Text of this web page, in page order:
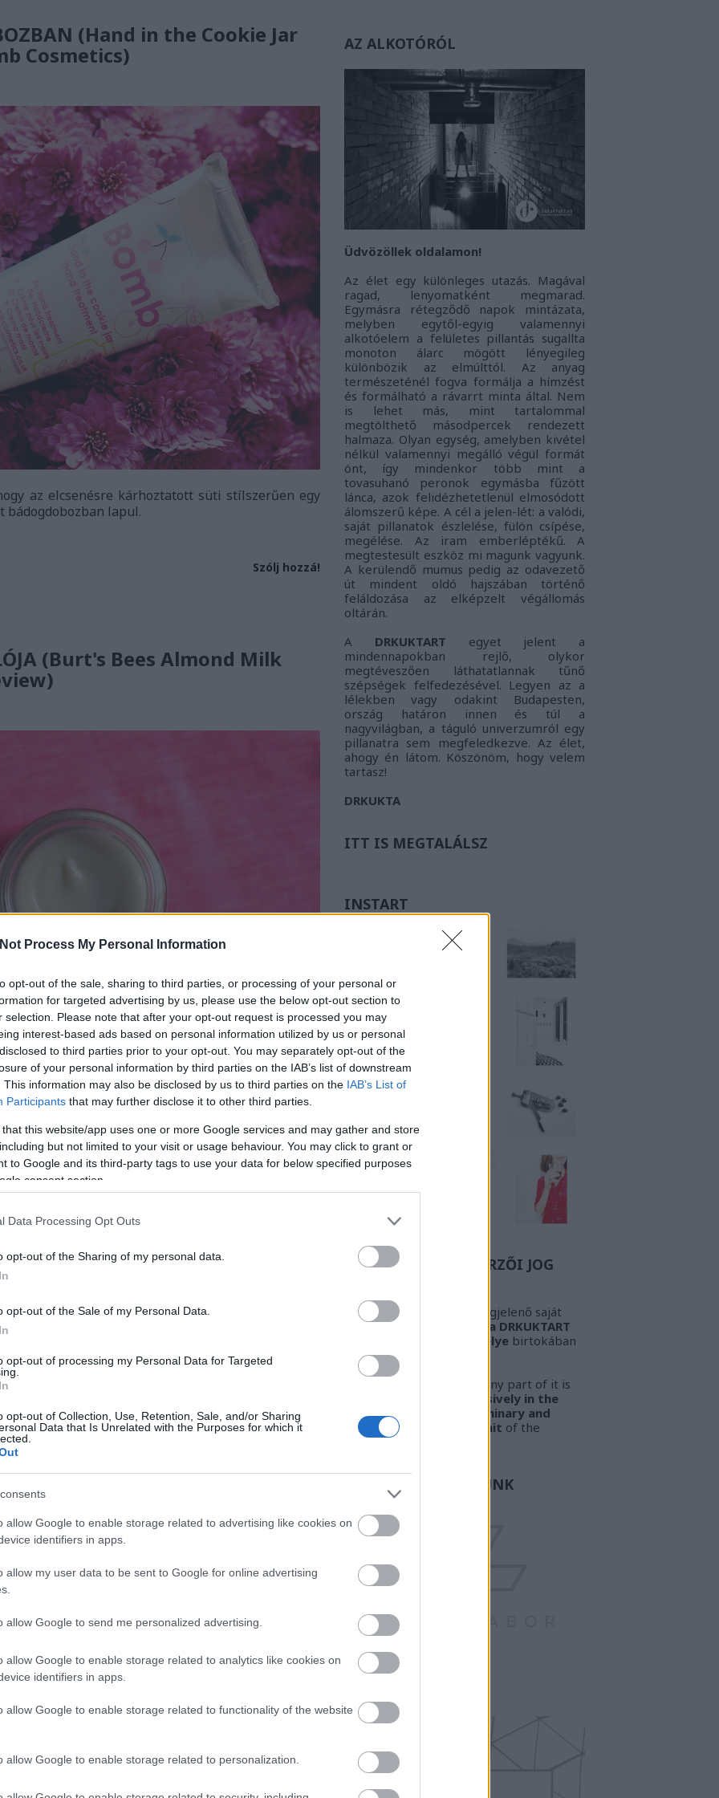
Process My Personal Information
opt-out of the sale, sharing to third parties, or processing of your personal or
for targeted advertising by us, please use the below opt-out section to
selection. Please note that after your opt-out request is processed you may
interest-based ads based on personal information utilized by us or personal
to third parties prior to your opt-out. You may separately opt-out of the
of your personal information by third parties on the IAB’s list of downstream
This information may also be disclosed by us to third parties on the IAB’s List of
Participants that may further disclose it to other third parties.
that this website/app uses one or more Google services and may gather and store
but not limited to your visit or usage behaviour. You may click to grant or
to Google and its third-party tags to use your data for below specified purposes
consent section.
Data Processing Opt Outs
opt-out of the Sharing of my personal data.
opt-out of the Sale of my Personal Data.
opt-out of processing my Personal Data for Targeted
opt-out of Collection, Use, Retention, Sale, and/or Sharing
Data that Is Unrelated with the Purposes for which it
allow Google to enable storage related to advertising like cookies on
identifiers in apps.
allow my user data to be sent to Google for online advertising
allow Google to send me personalized advertising.
allow Google to enable storage related to analytics like cookies on
identifiers in apps.
allow Google to enable storage related to functionality of the website
allow Google to enable storage related to personalization.
(Hand in the Cookie Jar
Cosmetics)
az elcsenésre kárhoztatott süti stílszerűen egy
lapul.
Szólj hozzá!
(Burt's Bees Almond Milk
kis üvegtégelybe került fémsapkával a tetején,
Szólj hozzá!
TŐL (New goodies by
akad közöttük pár kedvenc is.
Szólj hozzá!
AZ ALKOTÓRÓL
Üdvözöllek oldalamon!
Az élet egy különleges utazás. Magával
ragad, lenyomatként megmarad.
Egymásra rétegződő napok mintázata,
melyben egytől-egyig valamennyi
alkotóelem a felületes pillantás sugallta
monoton álarc mögött lényegileg
különbözik az elmúlttól. Az anyag
természeténél fogva formálja a hímzést
és formálható a rávarrt minta által. Nem
is lehet más, mint tartalommal
megtölthető másodpercek rendezett
halmaza. Olyan egység, amelyben kivétel
nélkül valamennyi megálló végül formát
önt, így mindenkor több mint a
tovasuhanó peronok egymásba fűzött
lánca, azok felidézhetetlenül elmosódott
álomszerű képe. A cél a jelen-lét: a valódi,
saját pillanatok észlelése, fülön csípése,
megélése. Az iram emberléptékű. A
megtestesült eszköz mi magunk vagyunk.
A kerülendő mumus pedig az odavezető
út mindent oldó hajszában történő
feláldozása az elképzelt végállomás
oltárán.
A
DRKUKTART egyet jelent a
mindennapokban rejlő, olykor
megtéveszően láthatatlannak tűnő
szépségek felfedezésével. Legyen az a
lélekben vagy odakint Budapesten,
ország határon innen és túl a
nagyvilágban, a táguló univerzumról egy
pillanatra sem megfeledkezve. Az élet,
ahogy én látom. Köszönöm, hogy velem
tartasz!
DRKUKTA
ITT IS MEGTALÁLSZ
INSTART
AZ A BIZONYOS SZERZŐI JOG
FIGYELEM! Az oldalon megjelenő saját
szöveg és kép
kizárólag a DRKUKTART
előzetes írásbeli engedélye birtokában
használható fel.
This work or any part of it is
exclusively in the
possession of the preliminary and
expressed written permit of the
blogger.
EGY FAMÍLIA VAGYUNK